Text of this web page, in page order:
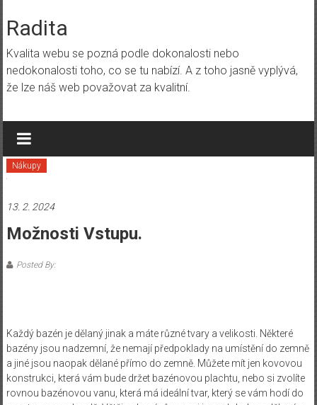
to
content
Radita
Kvalita webu se pozná podle dokonalosti nebo
nedokonalosti toho, co se tu nabízí. A z toho jasně vyplývá,
že lze náš web považovat za kvalitní.
Nákupy
13. 2. 2024
Možnosti Vstupu.
Posted By:
Každý bazén je dělaný jinak a máte různé tvary a velikosti. Některé
bazény jsou nadzemní, že nemají předpoklady na umístění do zemně
a jiné jsou naopak dělané přímo do zemně. Můžete mít jen kovovou
konstrukci, která vám bude držet bazénovou plachtu, nebo si zvolíte
rovnou bazénovou vanu, která má ideální tvar, který se vám hodí do